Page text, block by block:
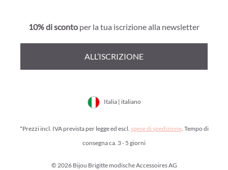
10% di sconto per la tua iscrizione alla newsletter
ALL’ISCRIZIONE
Italia | italiano
*Prezzi incl. IVA prevista per legge ed escl. spese di spedizione. Tempo di
consegna ca. 3 - 5 giorni
© 2026 Bijou Brigitte modische Accessoires AG